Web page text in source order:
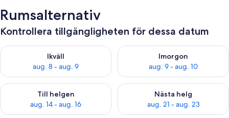
Rumsalternativ
Kontrollera tillgängligheten för dessa datum
Ikväll
aug. 8 - aug. 9
Kontrollera tillgängligheten för ikväll aug. 8 - aug. 9
Imorgon
aug. 9 - aug. 10
Kontrollera tillgängligheten
Till helgen
aug. 14 - aug. 16
Kontrollera tillgängligheten för den här helgen aug. 14 - aug.
Nästa helg
aug. 21 - aug. 23
Kontrollera tillgängligheten